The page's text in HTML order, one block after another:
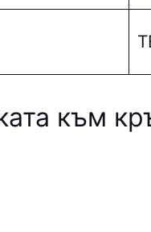
към